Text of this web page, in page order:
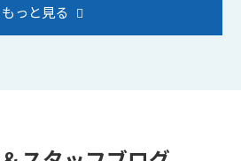
もっと見る